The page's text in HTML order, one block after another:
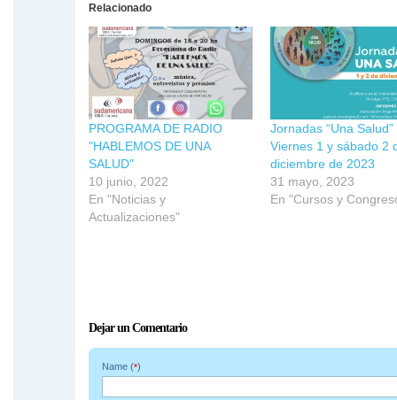
(Se
en
una
ventana
nueva)
(Se
en
una
ventana
nueva)
en
una
ventana
nueva)
Relacionado
PROGRAMA DE RADIO
"HABLEMOS DE UNA
SALUD"
10 junio, 2022
En "Noticias y
Actualizaciones"
Jornadas “Una Salud”
Viernes 1 y sábado 2
diciembre de 2023
31 mayo, 2023
En "Cursos y
Dejar un Comentario
Name (*)